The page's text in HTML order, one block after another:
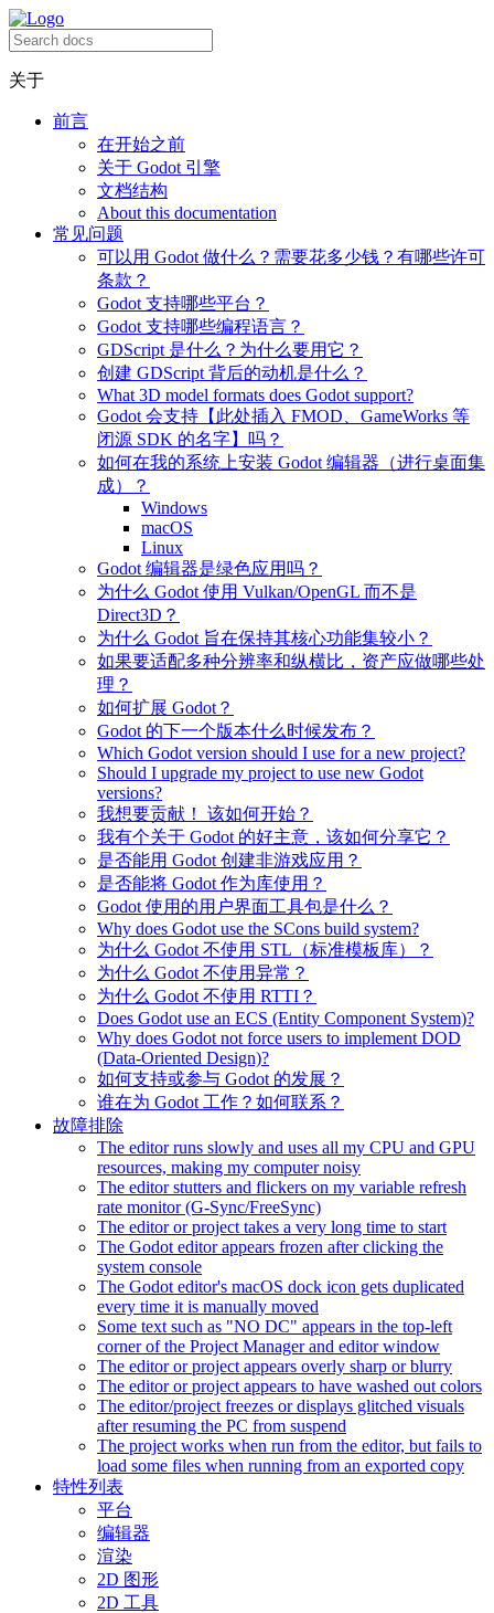
关于
前言
在开始之前
关于 Godot 引擎
文档结构
About this documentation
常见问题
可以用 Godot 做什么？需要花多少钱？有哪些许可
条款？
Godot 支持哪些平台？
Godot 支持哪些编程语言？
GDScript 是什么？为什么要用它？
创建 GDScript 背后的动机是什么？
What 3D model formats does Godot support?
Godot 会支持【此处插入 FMOD、GameWorks 等
闭源 SDK 的名字】吗？
如何在我的系统上安装 Godot 编辑器（进行桌面集
成）？
Windows
macOS
Linux
Godot 编辑器是绿色应用吗？
为什么 Godot 使用 Vulkan/OpenGL 而不是
Direct3D？
为什么 Godot 旨在保持其核心功能集较小？
如果要适配多种分辨率和纵横比，资产应做哪些处
理？
如何扩展 Godot？
Godot 的下一个版本什么时候发布？
Which Godot version should I use for a new project?
Should I upgrade my project to use new Godot
versions?
我想要贡献！ 该如何开始？
我有个关于 Godot 的好主意，该如何分享它？
是否能用 Godot 创建非游戏应用？
是否能将 Godot 作为库使用？
Godot 使用的用户界面工具包是什么？
Why does Godot use the SCons build system?
为什么 Godot 不使用 STL（标准模板库）？
为什么 Godot 不使用异常？
为什么 Godot 不使用 RTTI？
Does Godot use an ECS (Entity Component System)?
Why does Godot not force users to implement DOD
(Data-Oriented Design)?
如何支持或参与 Godot 的发展？
谁在为 Godot 工作？如何联系？
故障排除
The editor runs slowly and uses all my CPU and GPU
resources, making my computer noisy
The editor stutters and flickers on my variable refresh
rate monitor (G-Sync/FreeSync)
The editor or project takes a very long time to start
The Godot editor appears frozen after clicking the
system console
The Godot editor's macOS dock icon gets duplicated
every time it is manually moved
Some text such as "NO DC" appears in the top-left
corner of the Project Manager and editor window
The editor or project appears overly sharp or blurry
The editor or project appears to have washed out colors
The editor/project freezes or displays glitched visuals
after resuming the PC from suspend
The project works when run from the editor, but fails to
load some files when running from an exported copy
特性列表
平台
编辑器
渲染
2D 图形
2D 工具